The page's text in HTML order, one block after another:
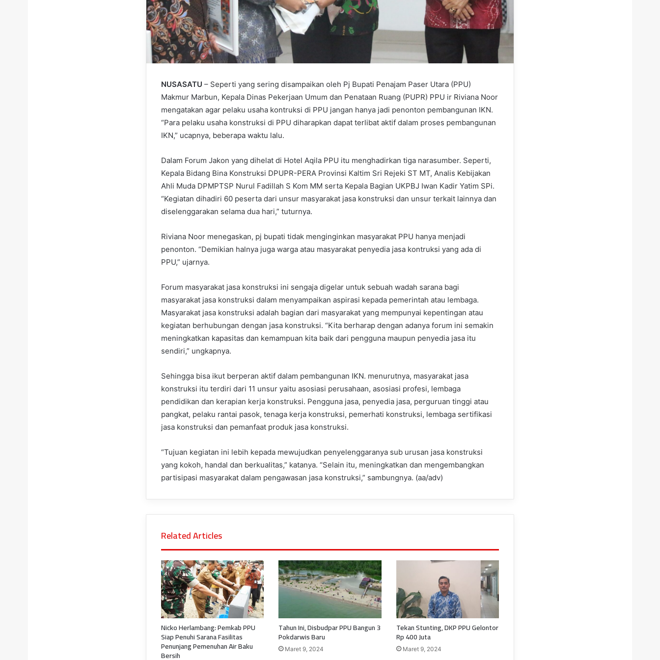
NUSASATU – Seperti yang sering disampaikan oleh Pj Bupati Penajam Paser Utara (PPU)
Makmur Marbun, Kepala Dinas Pekerjaan Umum dan Penataan Ruang (PUPR) PPU ir Riviana Noor
mengatakan agar pelaku usaha kontruksi di PPU jangan hanya jadi penonton pembangunan IKN.
“Para pelaku usaha konstruksi di PPU diharapkan dapat terlibat aktif dalam proses pembangunan
IKN,” ucapnya, beberapa waktu lalu.
Dalam Forum Jakon yang dihelat di Hotel Aqila PPU itu menghadirkan tiga narasumber. Seperti,
Kepala Bidang Bina Konstruksi DPUPR-PERA Provinsi Kaltim Sri Rejeki ST MT, Analis Kebijakan
Ahli Muda DPMPTSP Nurul Fadillah S Kom MM serta Kepala Bagian UKPBJ Iwan Kadir Yatim SPi.
“Kegiatan dihadiri 60 peserta dari unsur masyarakat jasa konstruksi dan unsur terkait lainnya dan
diselenggarakan selama dua hari,” tuturnya.
Riviana Noor menegaskan, pj bupati tidak menginginkan masyarakat PPU hanya menjadi
penonton. “Demikian halnya juga warga atau masyarakat penyedia jasa kontruksi yang ada di
PPU,” ujarnya.
Forum masyarakat jasa konstruksi ini sengaja digelar untuk sebuah wadah sarana bagi
masyarakat jasa konstruksi dalam menyampaikan aspirasi kepada pemerintah atau lembaga.
Masyarakat jasa konstruksi adalah bagian dari masyarakat yang mempunyai kepentingan atau
kegiatan berhubungan dengan jasa konstruksi. “Kita berharap dengan adanya forum ini semakin
meningkatkan kapasitas dan kemampuan kita baik dari pengguna maupun penyedia jasa itu
sendiri,” ungkapnya.
Sehingga bisa ikut berperan aktif dalam pembangunan IKN. menurutnya, masyarakat jasa
konstruksi itu terdiri dari 11 unsur yaitu asosiasi perusahaan, asosiasi profesi, lembaga
pendidikan dan kerapian kerja konstruksi. Pengguna jasa, penyedia jasa, perguruan tinggi atau
pangkat, pelaku rantai pasok, tenaga kerja konstruksi, pemerhati konstruksi, lembaga sertifikasi
jasa konstruksi dan pemanfaat produk jasa konstruksi.
“Tujuan kegiatan ini lebih kepada mewujudkan penyelenggaranya sub urusan jasa konstruksi
yang kokoh, handal dan berkualitas,” katanya. “Selain itu, meningkatkan dan mengembangkan
partisipasi masyarakat dalam pengawasan jasa konstruksi,” sambungnya. (aa/adv)
Related Articles
Nicko Herlambang: Pemkab PPU
Siap Penuhi Sarana Fasilitas
Penunjang Pemenuhan Air Baku
Bersih
Tahun Ini, Disbudpar PPU Bangun 3
Pokdarwis Baru
Maret 9, 2024
Tekan Stunting, DKP PPU Gelontor
Rp 400 Juta
Maret 9, 2024